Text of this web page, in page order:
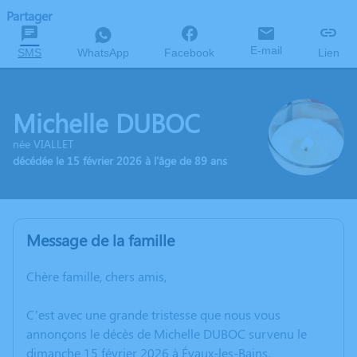
Partager
SMS WhatsApp Facebook E-mail Lien
Michelle DUBOC
née VIALLET
décédée le 15 février 2026 à l'âge de 89 ans
Message de la famille
Chère famille, chers amis,
C’est avec une grande tristesse que nous vous
annonçons le décès de Michelle DUBOC survenu le
dimanche 15 février 2026 à Évaux-les-Bains.